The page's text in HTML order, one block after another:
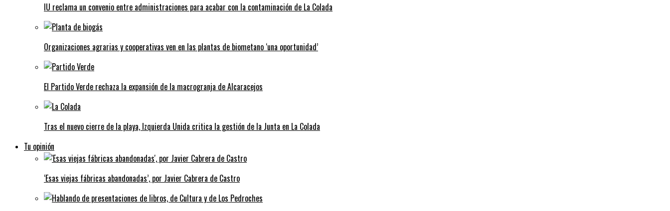
IU reclama un convenio entre administraciones para acabar con la contaminación de La Colada
Organizaciones agrarias y cooperativas ven en las plantas de biometano ‘una oportunidad’
El Partido Verde rechaza la expansión de la macrogranja de Alcaracejos
Tras el nuevo cierre de la playa, Izquierda Unida critica la gestión de la Junta en La Colada
Tu opinión
‘Esas viejas fábricas abandonadas’, por Javier Cabrera de Castro